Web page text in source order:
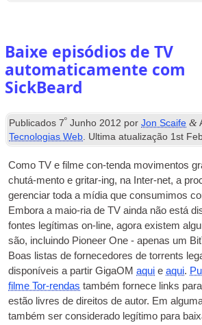
Baixe episódios de TV
automaticamente com
SickBeard
Publicados7º Junho 2012 porJon Scaife &
Tecnologias Web. Ultima atualização 1st
ComoTV e filme con-tenda movimentos
chutá-mento e gritar-ing, na Inter-net, a
gerenciar toda a mídia que consumimos
Embora a maio-ria deTV ainda não está
fontes legítimas on-line, agora existem
são, incluindo Pioneer One - apenas um
Boas listas de fornecedores de torrents
disponíveis a partir GigaOMaqui eaqui.
filme Tor-rendas também fornece links
estão livres de direitos de autor. Em
também ser considerado legítimo para